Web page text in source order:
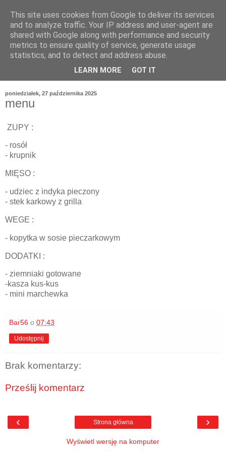
poniedziałek, 27 października 2025
menu
ZUPY :
- rosół
- krupnik
MIĘSO :
- udziec z indyka pieczony
- stek karkowy z grilla
WEGE :
- kopytka w sosie pieczarkowym
DODATKI :
- ziemniaki gotowane
-kasza kus-kus
- mini marchewka
Bar56 o 07:43
Udostępnij
Brak komentarzy:
Prześlij komentarz
‹ ›
Strona główna
Wyświetl wersję na komputer
This site uses cookies from Google to deliver its services
and to analyze traffic. Your IP address and user-agent are
shared with Google along with performance and security
metrics to ensure quality of service, generate usage
statistics, and to detect and address abuse.
LEARN MORE GOT IT